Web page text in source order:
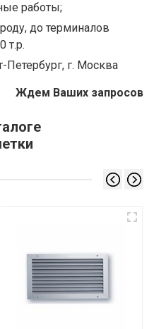
работы;
до терминалов
т.р.
Петербург, г. Москва
Ждем Ваших запросов